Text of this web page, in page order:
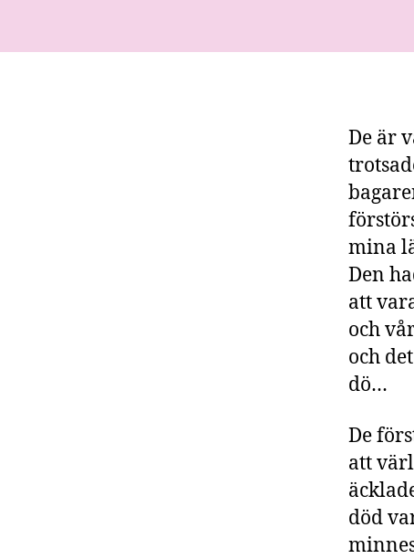
De är
mina
Den
att
och
och
dö…
De
att
död